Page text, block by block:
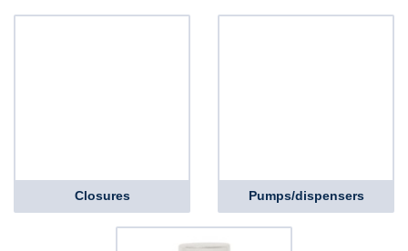
Closures Pumps/dispensers